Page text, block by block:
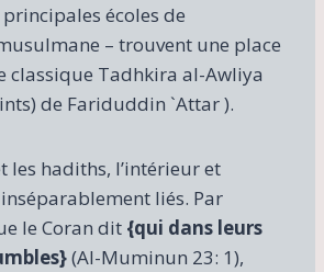
écoles de
– trouvent une place
classique Tadhkira al-Awliya
de Fariduddin `Attar ).
les hadiths, l’intérieur et
liés. Par
le Coran dit {qui dans leurs
(Al-Muminun 23: 1),